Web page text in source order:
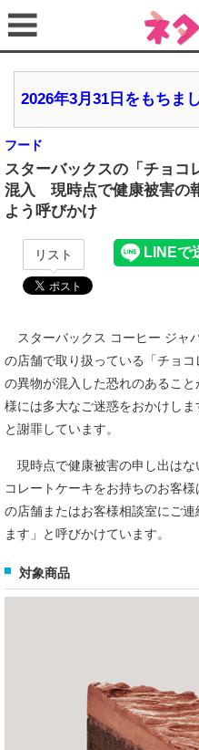
2026年3月31日をもちま
フード
スターバックスの「チョコ
混入 現時点で健康被害の
よう呼びかけ
リスト
スターバックス コーヒー ジャ
の店舗で取り扱っている「チョ
の異物が混入した恐れのあるこ
様には多大なご迷惑をおかけしま
と謝罪しています。
現時点で健康被害の申し出はな
コレートケーキをお持ちのお客
の店舗またはお客様相談室にご
ます」と呼びかけています。
対象商品